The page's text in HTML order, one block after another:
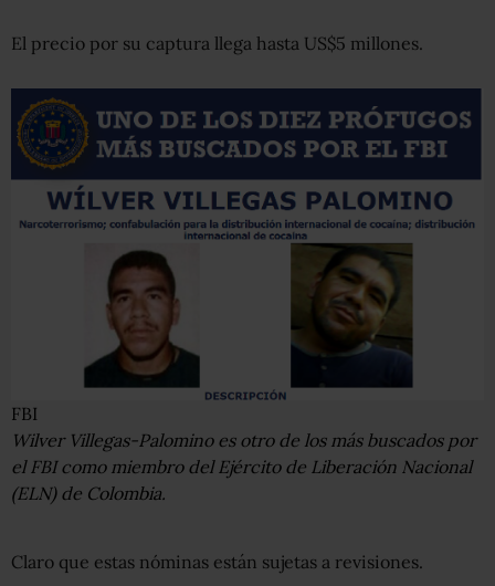
El precio por su captura llega hasta US$5 millones.
FBI
Wilver Villegas-Palomino es otro de los más buscados por
el FBI como miembro del Ejército de Liberación Nacional
(ELN) de Colombia.
Claro que estas nóminas están sujetas a revisiones.